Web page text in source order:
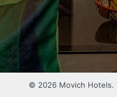
© 2026 Movich Hotels.